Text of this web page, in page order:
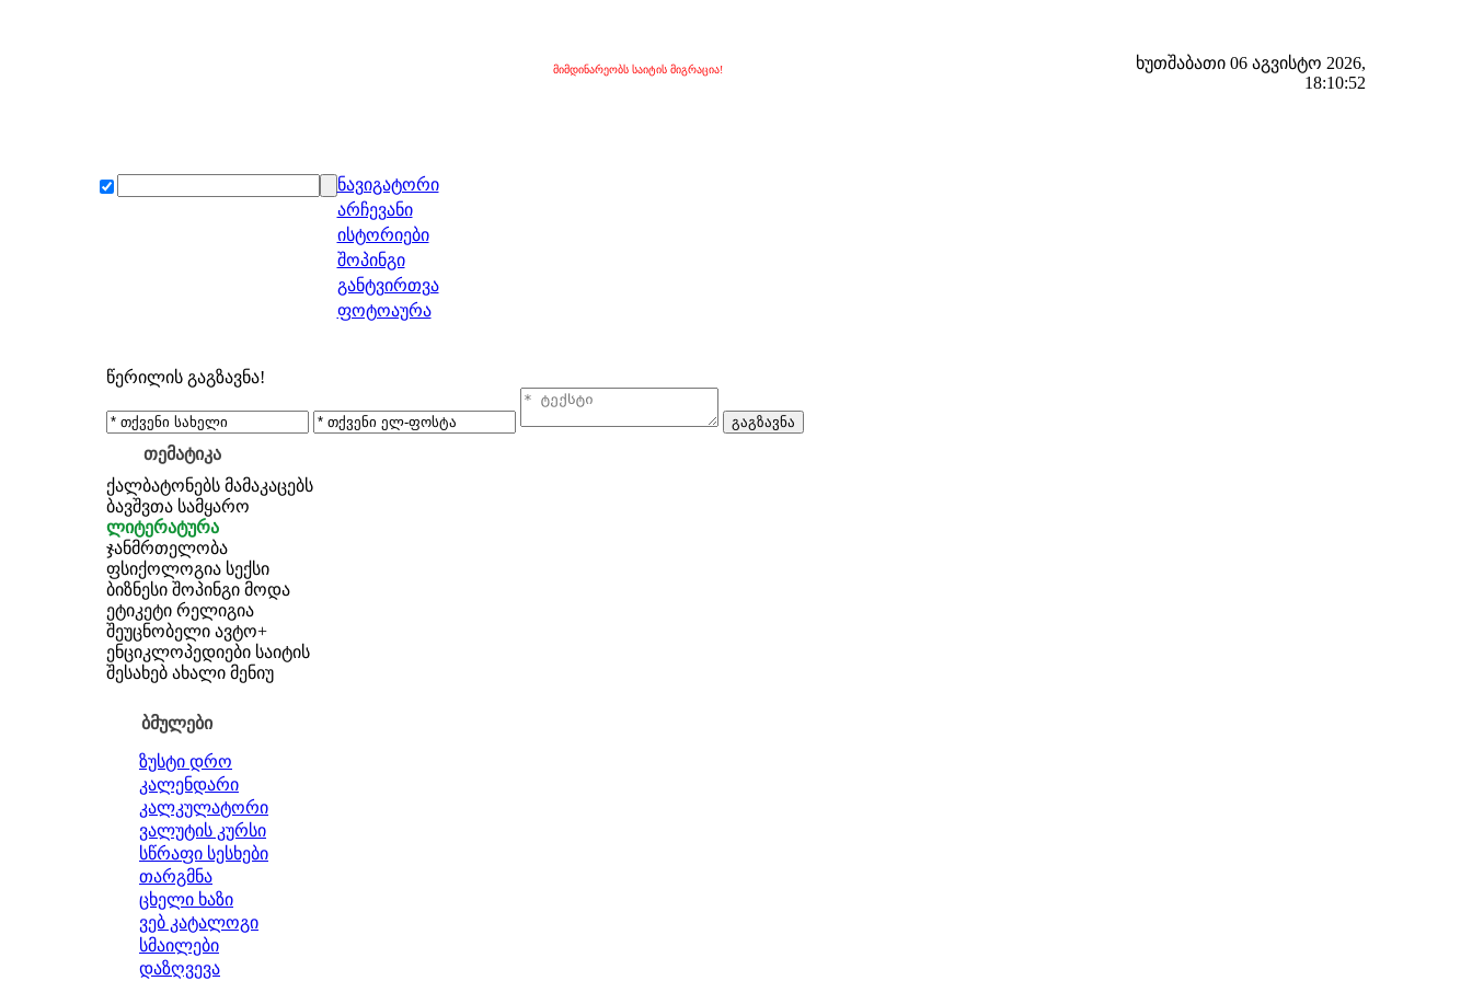
მიმდინარეობს საიტის მიგრაცია!
ხუთშაბათი 06 აგვისტო 2026,
18:10:53
ნავიგატორი
არჩევანი
ისტორიები
შოპინგი
განტვირთვა
ფოტოაურა
წერილის გაგზავნა!
თემატიკა
ქალბატონებს მამაკაცებს
ბავშვთა სამყარო
ლიტერატურა
ჯანმრთელობა
ფსიქოლოგია სექსი
ბიზნესი შოპინგი მოდა
ეტიკეტი რელიგია
შეუცნობელი ავტო+
ენციკლოპედიები საიტის
შესახებ ახალი მენიუ
ბმულები
ზუსტი დრო
კალენდარი
კალკულატორი
ვალუტის კურსი
სწრაფი სესხები
თარგმნა
ცხელი ხაზი
ვებ კატალოგი
სმაილები
დაზღვევა